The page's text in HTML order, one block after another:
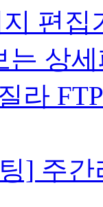
편집
는 상
라
] 주